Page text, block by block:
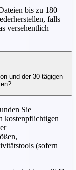
bis zu 180
falls
versehentlich
und der 30-tägigen
Sie
kostenpflichtigen
(sofern